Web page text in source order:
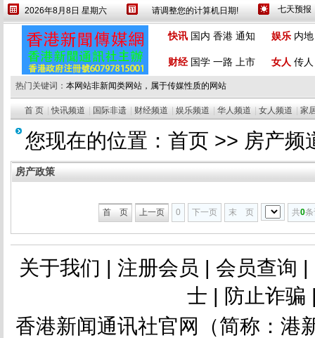
2026年8月8日 星期六 请调整您的计算机日期!
设为首页 繁體 快讯 国内 香港 通知 娱乐 内地
财经 国学 一路 上市 女人 传人
热门关键词： 本网站非新闻类网站，属于传媒性质的网站
首 页 |快讯频道 国际非遗 财经频道 娱乐频道 华人频道 女人频道 家
您现在的位置： 首页 >> 房产频
房产政策
首 页 上一页 0 下一页 末 页 共0
关于我们 | 注册会员 | 会员查询 |
士 | 防止诈骗
香港新闻通讯社官网（简称：港